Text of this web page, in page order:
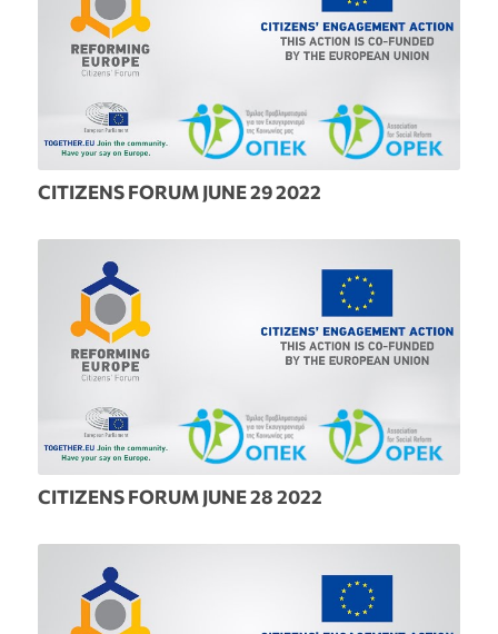
CITIZENS FORUM JUNE 29 2022
CITIZENS FORUM JUNE 28 2022